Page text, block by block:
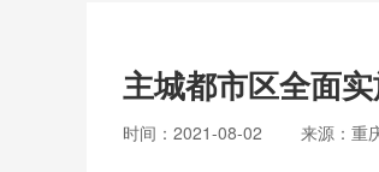
主城都市区全面
时间：2021-08-02 来源：重